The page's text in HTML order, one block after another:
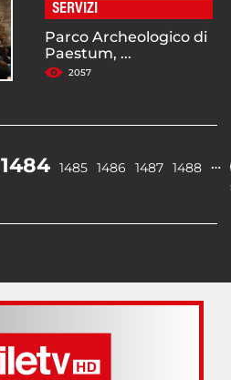
SERVIZI
Parco Archeologico di
Paestum, ...
2057
1484 1485 1486 1487 1488 …